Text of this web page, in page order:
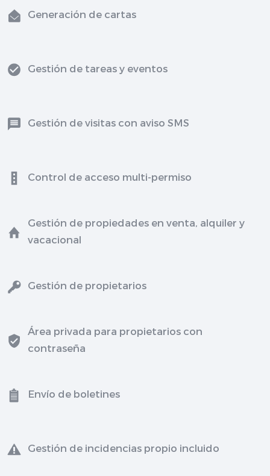
Generación de cartas
Gestión de tareas y eventos
Gestión de visitas con aviso SMS
Control de acceso multi-permiso
Gestión de propiedades en venta, alquiler y
vacacional
Gestión de propietarios
Área privada para propietarios con
contraseña
Envío de boletines
Gestión de incidencias propio incluido